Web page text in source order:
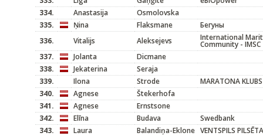
334.
Anastasija
Osmolovska
335.
Ņina Flaksmane
Бегуны
336.
Vitalijs Aleksejevs International
Community - IMSC
337.
Jolanta
Dicmane
338.
Jekaterina
Seraja
339.
Ilona Strode
MARATONA KLUBS
340.
Agnese
Štekerhofa
341.
Agnese
Ernstsone
342.
Elīna Budava
Swedbank
343.
Laura Balandiņa-Eklone VENTSPILS